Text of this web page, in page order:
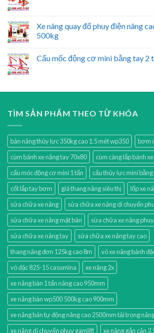
Xe nâng quay đổ phuy điện nâng
500kg
Cẩu mốc động cơ mini bằng tay 2
TÌM SẢN PHẨM THEO TỪ KHÓA
bàn nâng thủy lực 350kg cao 1.5 mét wp350
bơm
cùm bánh xe nâng tay 70x80
cùm càng lắp bánh
cẩu móc động cơ mini 1 tấn
cẩu thủy lực mini bằng
cốt lắp tay bơm
giá thang nâng siêu thị
lốp xe
sửa chữa xe nâng
sửa chữa xe nâng di chuyển
sửa chữa xe nâng mặt bàn
sửa chữa xe nâng phuy
sửa chữa xe nâng tay
sửa chữa xe nâng tay cao
thang nâng đơn 125kg cao 8m
vỏ xe nâng bánh
vỏ đặc 825-15 casumina
xe nâng 2x
xe nâng bàn 1 tấn nâng cao 950mm
xe nâng bàn wp500 500kg cao 900mm
xe nâng bán tự động nâng cao 2500mm tải trọng
xe nâng di chuyển phuy gamlift
xe nâng gắn cân